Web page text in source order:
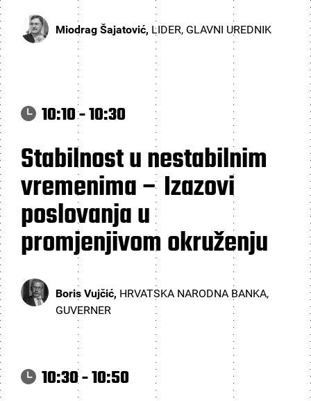
Miodrag Šajatović, LIDER, GLAVNI UREDNIK
10:10 - 10:30
Stabilnost u nestabilnim
vremenima – Izazovi
poslovanja u
promjenjivom okruženju
Boris Vujčić, HRVATSKA NARODNA BANKA,
GUVERNER
10:30 - 10:50